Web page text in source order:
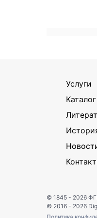
Услуги
© 1845 - 2026
© 2016 - 2026